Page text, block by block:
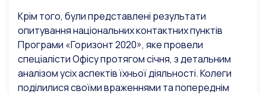
Крім того, були представлені результати
опитування національних контактних пунктів
Програми «Горизонт 2020», яке провели
спеціалісти Офісу протягом січня, з детальним
аналізом усіх аспектів їхньої діяльності. Колеги
поділилися своїми враженнями та попереднім